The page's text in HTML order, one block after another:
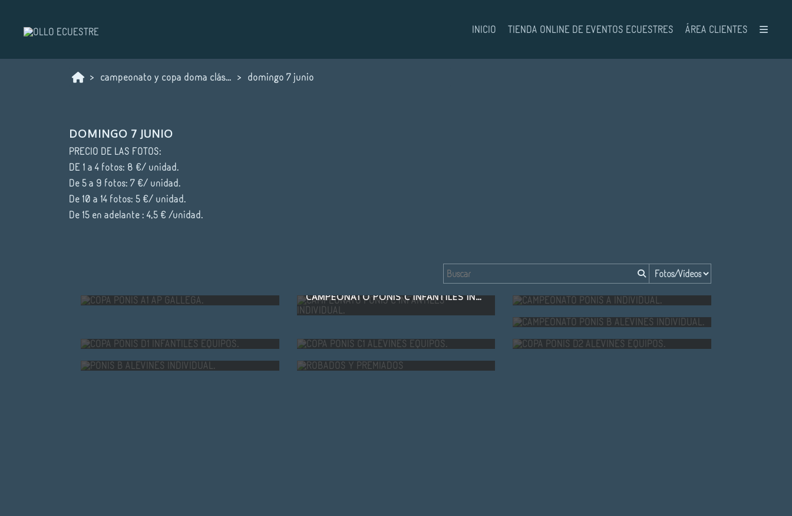
INICIO TIENDA ONLINE DE EVENTOS ECUESTRES ÁREA CLIENTES
campeonato y copa doma clásica ponis coles 2026 domingo 7 junio
DOMINGO 7 JUNIO
PRECIO DE LAS FOTOS:
DE 1 a 4 fotos: 8 €/ unidad.
De 5 a 9 fotos: 7 €/ unidad.
De 10 a 14 fotos: 5 €/ unidad.
De 15 en adelante : 4,5 € /unidad.
CAMPEONATO PONIS C INFANTILES INDIVIDUAL.
CAMPEONATO PONIS A INDIVIDUAL.
CAMPEONATO PONIS B ALEVINES INDIVIDUAL.
COPA PONIS D2 ALEVINES EQUIPOS.
PONIS B ALEVINES INDIVIDUAL. ROBADOS Y PREMIADOS